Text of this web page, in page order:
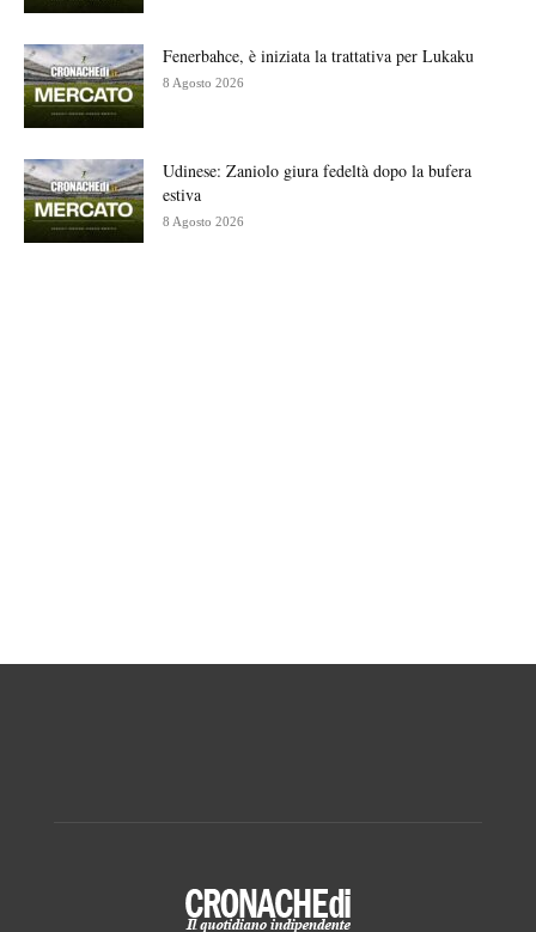
Fenerbahce, è iniziata la trattativa per Lukaku
8 Agosto 2026
Udinese: Zaniolo giura fedeltà dopo la bufera
estiva
8 Agosto 2026